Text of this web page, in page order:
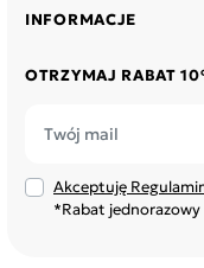
INFORMACJE
OTRZYMAJ RABAT
Akceptuję
*Rabat jednorazowy